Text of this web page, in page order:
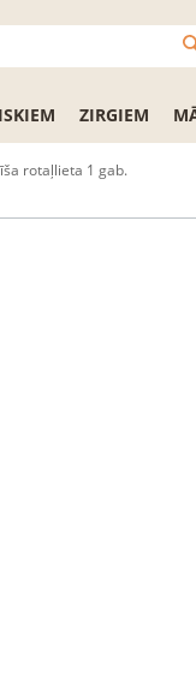
ZIRGIEM
rotaļlieta 1 gab.